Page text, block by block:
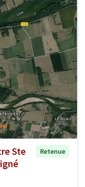
Ste
Retenue